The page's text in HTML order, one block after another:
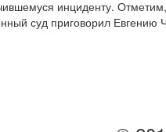
инциденту.
суд приговорил